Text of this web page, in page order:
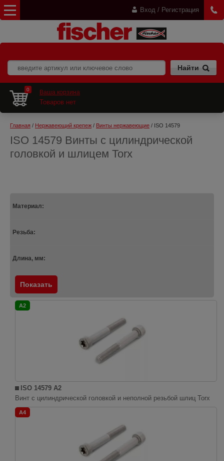
Вход / Регистрация
0 Ваша корзина
Товаров нет
Главная / Нержавеющий крепеж / Винты нержавеющие / ISO 14579
ISO 14579 Винты с цилиндрической
головкой и шлицем Torx
Материал:
Резьба:
Длина, мм:
Показать
A2
ISO 14579 A2
Винт с цилиндрической головкой и неполной резьбой шлиц Torx
A4